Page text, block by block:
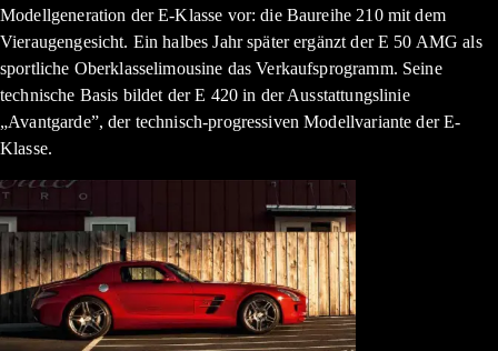
Modellgeneration der E-Klasse vor: die Baureihe 210 mit dem
Vieraugengesicht. Ein halbes Jahr später ergänzt der E 50 AMG als
sportliche Oberklasselimousine das Verkaufsprogramm. Seine
technische Basis bildet der E 420 in der Ausstattungslinie
„Avantgarde”, der technisch-progressiven Modellvariante der E-
Klasse.